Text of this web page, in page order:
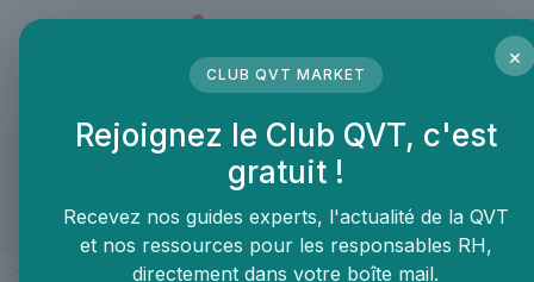
Charitips DonationasaService
Compte approuvé
Présentation
×
CLUB QVT MARKET
Rejoignez le Club QVT, c'est
gratuit !
Recevez nos guides experts, l'actualité de la QVT
et nos ressources pour les responsables RH,
directement dans votre boîte mail.
Panneau de gestion des cookies